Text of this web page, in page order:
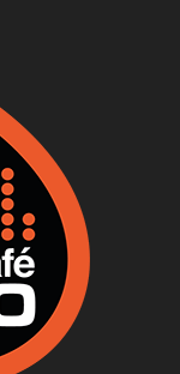
• 00:38:10
kékfrankos, Jackfall
• 00:35:38
• 00:37:17